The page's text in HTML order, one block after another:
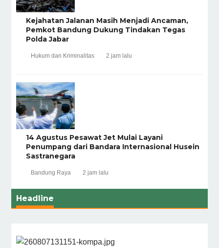
Kejahatan Jalanan Masih Menjadi Ancaman,
Pemkot Bandung Dukung Tindakan Tegas
Polda Jabar
Hukum dan Kriminalitas 2 jam lalu
14 Agustus Pesawat Jet Mulai Layani
Penumpang dari Bandara Internasional Husein
Sastranegara
Bandung Raya 2 jam lalu
Headline